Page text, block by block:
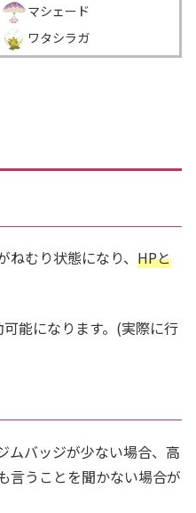
マシェード
ワタシラガ
むり状態になり、 HPと
能になります。(実際に行
ムバッジが少ない場合、高
言うことを聞かない場合が